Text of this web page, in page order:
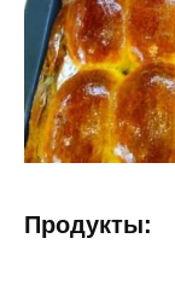
Продукты: